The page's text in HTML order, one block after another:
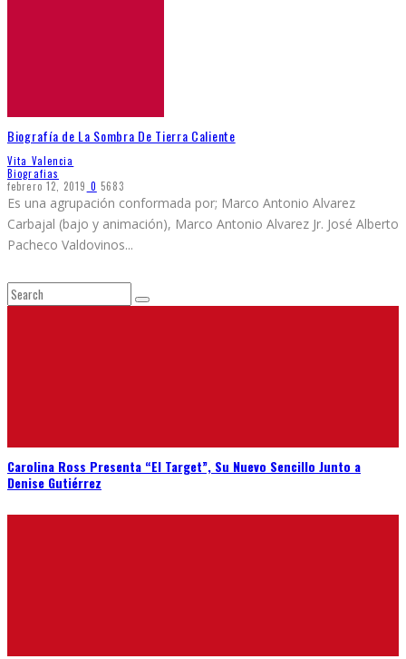
Biografía de La Sombra De Tierra Caliente
Vita Valencia
Biografias
febrero 12, 2019 0 5683
Es una agrupación conformada por; Marco Antonio Alvarez
Carbajal (bajo y animación), Marco Antonio Alvarez Jr. José Alberto
Pacheco Valdovinos...
Carolina Ross Presenta “El Target”, Su Nuevo Sencillo Junto a
Denise Gutiérrez